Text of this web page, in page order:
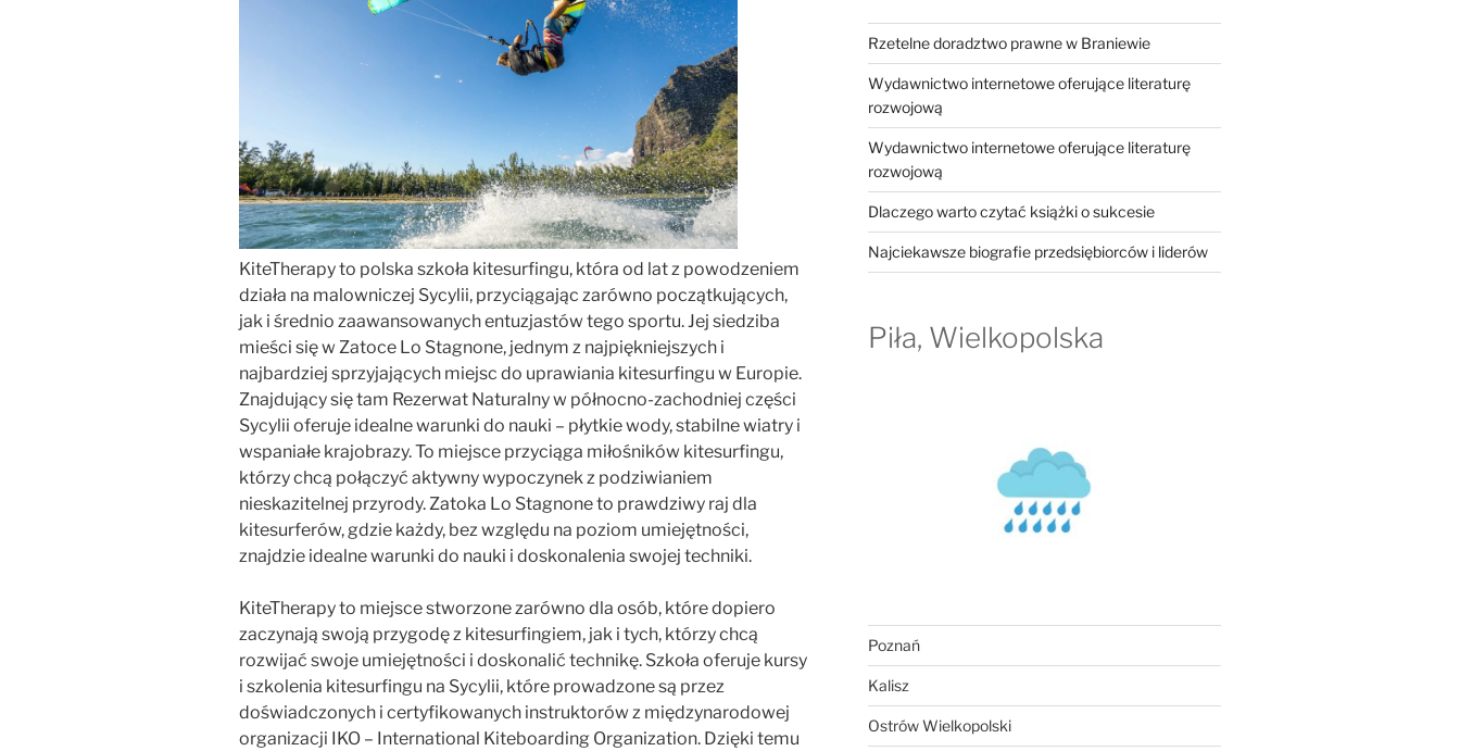
KiteTherapy to polska szkoła kitesurfingu, która od lat z powodzeniem
działa na malowniczej Sycylii, przyciągając zarówno początkujących,
jak i średnio zaawansowanych entuzjastów tego sportu. Jej siedziba
mieści się w Zatoce Lo Stagnone, jednym z najpiękniejszych i
najbardziej sprzyjających miejsc do uprawiania kitesurfingu w Europie.
Znajdujący się tam Rezerwat Naturalny w północno-zachodniej części
Sycylii oferuje idealne warunki do nauki – płytkie wody, stabilne wiatry i
wspaniałe krajobrazy. To miejsce przyciąga miłośników kitesurfingu,
którzy chcą połączyć aktywny wypoczynek z podziwianiem
nieskazitelnej przyrody. Zatoka Lo Stagnone to prawdziwy raj dla
kitesurferów, gdzie każdy, bez względu na poziom umiejętności,
znajdzie idealne warunki do nauki i doskonalenia swojej techniki.
KiteTherapy to miejsce stworzone zarówno dla osób, które dopiero
zaczynają swoją przygodę z kitesurfingiem, jak i tych, którzy chcą
rozwijać swoje umiejętności i doskonalić technikę. Szkoła oferuje kursy
i szkolenia kitesurfingu na Sycylii, które prowadzone są przez
doświadczonych i certyfikowanych instruktorów z międzynarodowej
organizacji IKO – International Kiteboarding Organization. Dzięki temu
Rzetelne doradztwo prawne w Braniewie
Wydawnictwo internetowe oferujące literaturę
rozwojową
Wydawnictwo internetowe oferujące literaturę
rozwojową
Dlaczego warto czytać książki o sukcesie
Najciekawsze biografie przedsiębiorców i liderów
Piła, Wielkopolska
Poznań
Kalisz
Ostrów Wielkopolski